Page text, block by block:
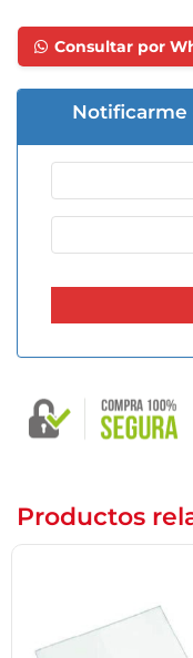
Consultar por
Productos